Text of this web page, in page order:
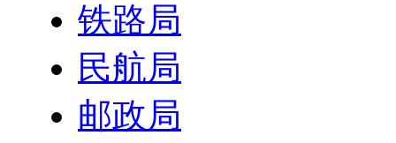
铁路局
民航局
邮政局